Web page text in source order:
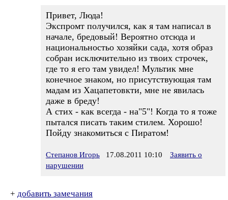
Привет, Люда!
Экспромт получился, как я там написал в
начале, бредовый! Вероятно отсюда и
национальностьо хозяйки сада, хотя образ
собран исключительно из твоих строчек,
где то я его там увидел! Мультик мне
конечное знаком, но присутствующая там
мадам из Хацапетовкти, мне не явилась
даже в бреду!
А стих - как всегда - на"5"! Когда то я тоже
пытался писать таким стилем. Хорошо!
Пойду знакомиться с Пиратом!
Степанов Игорь 17.08.2011 10:10
Заявить о
нарушении
+ добавить замечания